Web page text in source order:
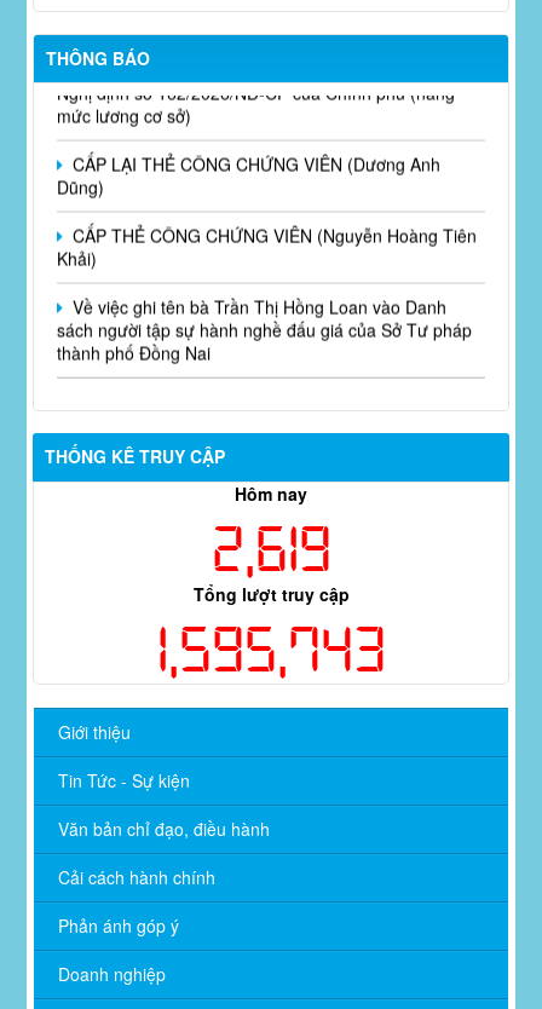
THÔNG BÁO
Triển khai thực hiện Nghị định số 161/2026/NĐ-CP và
Nghị định số 162/2026/NĐ-CP của Chính phủ (nâng
mức lương cơ sở)
CẤP LẠI THẺ CÔNG CHỨNG VIÊN (Dương Anh
Dũng)
CẤP THẺ CÔNG CHỨNG VIÊN (Nguyễn Hoàng Tiên
Khải)
Về việc ghi tên bà Trần Thị Hồng Loan vào Danh
sách người tập sự hành nghề đấu giá của Sở Tư pháp
thành phố Đồng Nai
THỐNG KÊ TRUY CẬP
Hôm nay
2,619
Tổng lượt truy cập
1,595,743
Giới thiệu
Tin Tức - Sự kiện
Văn bản chỉ đạo, điều hành
Cải cách hành chính
Phản ánh góp ý
Doanh nghiệp